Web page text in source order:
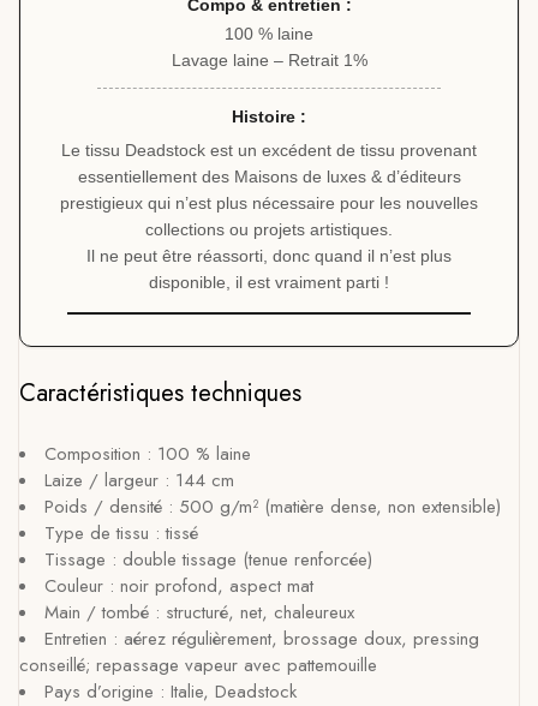
Compo & entretien :
100 % laine
Lavage laine – Retrait 1%
Histoire :
Le tissu Deadstock est un excédent de tissu provenant
essentiellement des Maisons de luxes & d’éditeurs
prestigieux qui n’est plus nécessaire pour les nouvelles
collections ou projets artistiques.
Il ne peut être réassorti, donc quand il n’est plus
disponible, il est vraiment parti !
Caractéristiques techniques
Composition : 100 % laine
Laize / largeur : 144 cm
Poids / densité : 500 g/m² (matière dense, non extensible)
Type de tissu : tissé
Tissage : double tissage (tenue renforcée)
Couleur : noir profond, aspect mat
Main / tombé : structuré, net, chaleureux
Entretien : aérez régulièrement, brossage doux, pressing
conseillé; repassage vapeur avec pattemouille
Pays d’origine : Italie, Deadstock